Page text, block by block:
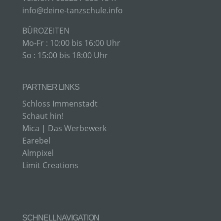
info@deine-tanzschule.info
BÜROZEITEN
Mo-Fr : 10:00 bis 16:00 Uhr
So : 15:00 bis 18:00 Uhr
PARTNER LINKS
Schloss Immenstadt
Schaut hin!
Mica | Das Werbewerk
Earebel
Almpixel
Limit Creations
SCHNELLNAVIGATION
gespeicherter personenbezogener Daten mit dem
Ziel, ihre künftige Verarbeitung einzuschränken.
Profiling ist jede Art der automatisierten
besteht, dass diese personenbezogenen Daten
verwendet werden, um bestimmte persönliche
Aspekte, die sich auf eine natürliche Person
beziehen, zu bewerten, insbesondere, um Aspekte
bezüglich Arbeitsleistung, wirtschaftlicher Lage,
Gesundheit, persönlicher Vorlieben, Interessen,